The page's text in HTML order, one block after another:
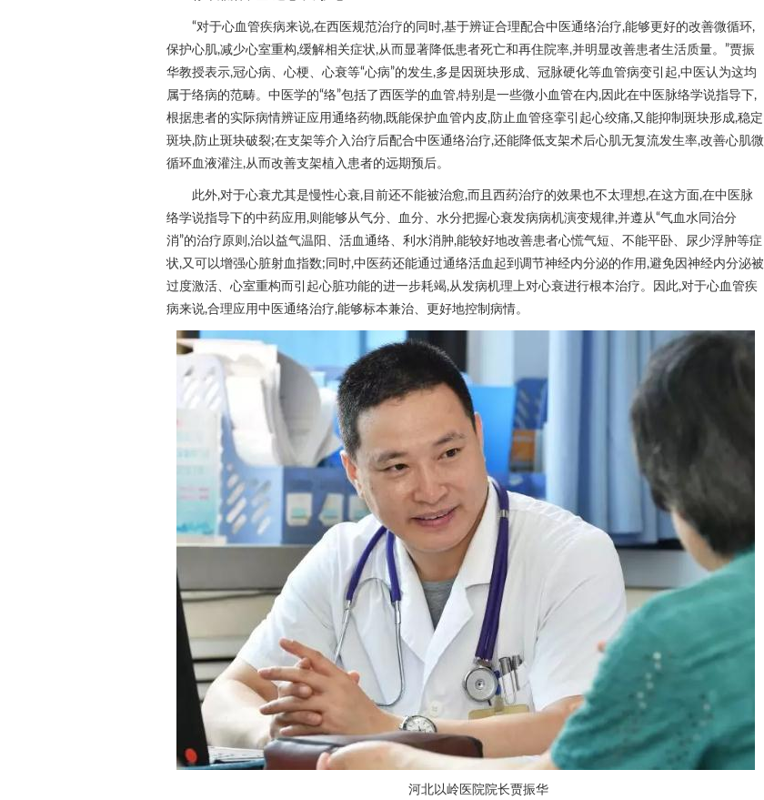
“对于心血管疾病来说,在西医规范治疗的同时,基于辨证合理配合中医通络治疗,能够更好的改善微循环,
保护心肌,减少心室重构,缓解相关症状,从而显著降低患者死亡和再住院率,并明显改善患者生活质量。”贾振
华教授表示,冠心病、心梗、心衰等“心病”的发生,多是因斑块形成、冠脉硬化等血管病变引起,中医认为这均
属于络病的范畴。中医学的“络”包括了西医学的血管,特别是一些微小血管在内,因此在中医脉络学说指导下,
根据患者的实际病情辨证应用通络药物,既能保护血管内皮,防止血管痉挛引起心绞痛,又能抑制斑块形成,稳定
斑块,防止斑块破裂;在支架等介入治疗后配合中医通络治疗,还能降低支架术后心肌无复流发生率,改善心肌微
循环血液灌注,从而改善支架植入患者的远期预后。
此外,对于心衰尤其是慢性心衰,目前还不能被治愈,而且西药治疗的效果也不太理想,在这方面,在中医脉
络学说指导下的中药应用,则能够从气分、血分、水分把握心衰发病病机演变规律,并遵从“气血水同治分
消”的治疗原则,治以益气温阳、活血通络、利水消肿,能较好地改善患者心慌气短、不能平卧、尿少浮肿等症
状,又可以增强心脏射血指数;同时,中医药还能通过通络活血起到调节神经内分泌的作用,避免因神经内分泌被
过度激活、心室重构而引起心脏功能的进一步耗竭,从发病机理上对心衰进行根本治疗。因此,对于心血管疾
病来说,合理应用中医通络治疗,能够标本兼治、更好地控制病情。
河北以岭医院院长贾振华